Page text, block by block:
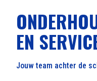
EN
Jouw team achter de